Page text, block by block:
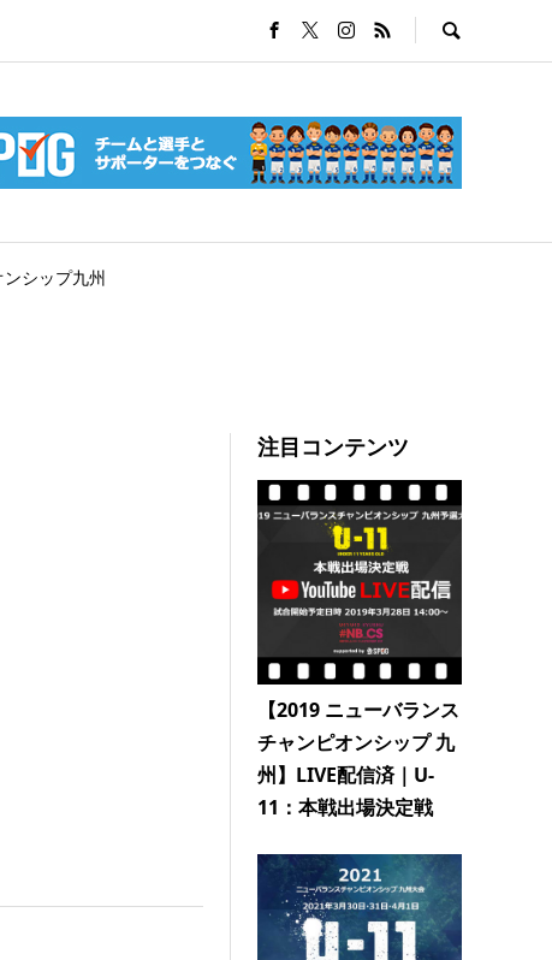
シップ九州
注目コンテンツ
【2019 ニューバランス
チャンピオンシップ 九
州】LIVE配信済｜U-
11：本戦出場決定戦